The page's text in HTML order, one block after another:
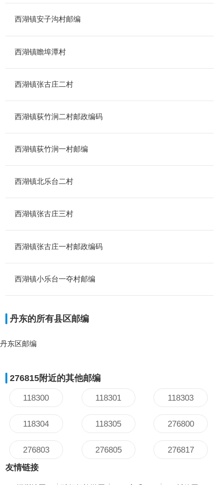
西湖镇安子沟村邮编
西湖镇瞻埠潭村
西湖镇张古庄二村
西湖镇荻竹涧二村邮政编码
西湖镇荻竹涧一村邮编
西湖镇北乐台二村
西湖镇张古庄三村
西湖镇张古庄一村邮政编码
西湖镇小乐台一夺村邮编
丹东的所有县区邮编
丹东区邮编
276815附近的其他邮编
118300 118301 118303
118304 118305 276800
276803 276805
276817
友情链接